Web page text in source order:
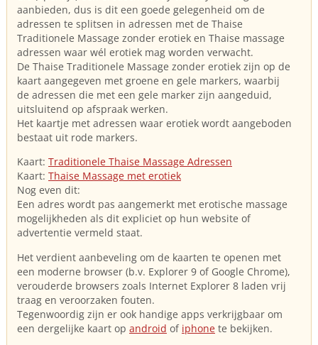
aanbieden, dus is dit een goede gelegenheid om de
adressen te splitsen in adressen met de Thaise
Traditionele Massage zonder erotiek en Thaise massage
adressen waar wél erotiek mag worden verwacht.
De Thaise Traditionele Massage zonder erotiek zijn op de
kaart aangegeven met groene en gele markers, waarbij
de adressen die met een gele marker zijn aangeduid,
uitsluitend op afspraak werken.
Het kaartje met adressen waar erotiek wordt aangeboden
bestaat uit rode markers.
Kaart: Traditionele Thaise Massage Adressen
Kaart: Thaise Massage met erotiek
Nog even dit:
Een adres wordt pas aangemerkt met erotische massage
mogelijkheden als dit expliciet op hun website of
advertentie vermeld staat.
Het verdient aanbeveling om de kaarten te openen met
een moderne browser (b.v. Explorer 9 of Google Chrome),
verouderde browsers zoals Internet Explorer 8 laden vrij
traag en veroorzaken fouten.
Tegenwoordig zijn er ook handige apps verkrijgbaar om
een dergelijke kaart op android of iphone te bekijken.